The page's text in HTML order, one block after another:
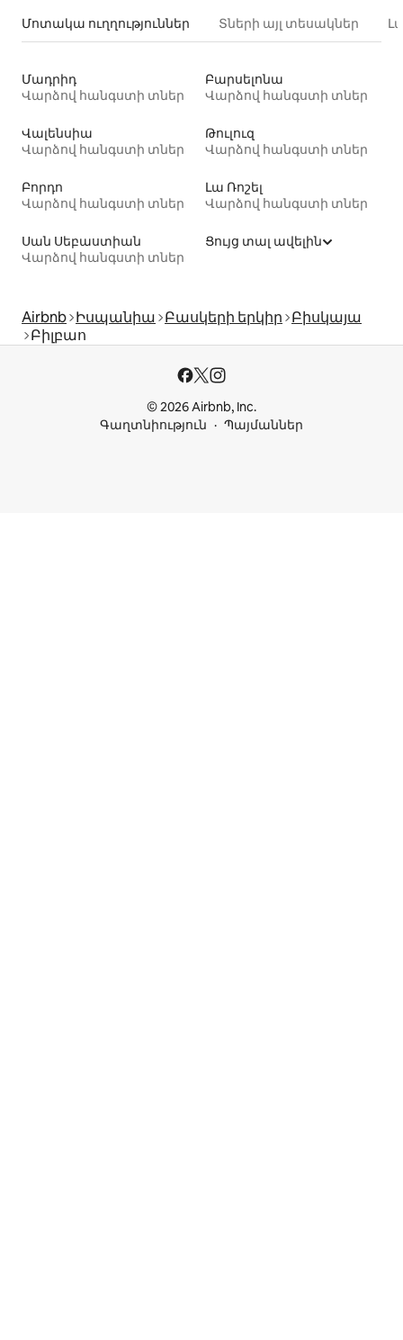
Մոտակա ուղղություններ Տների այլ տեսակներ
Մադրիդ
Վարձով հանգստի տներ
Բարսելոնա
Վարձով հանգստի տներ
Վալենսիա
Վարձով հանգստի տներ
Թուլուզ
Վարձով հանգստի տներ
Բորդո
Վարձով հանգստի տներ
Լա Ռոշել
Վարձով հանգստի տներ
Սան Սեբաստիան
Վարձով հանգստի տներ
Ցույց տալ ավելին
Airbnb Իսպանիա Բասկերի երկիր Բիսկայա
Բիլբաո
© 2026 Airbnb, Inc.
Գաղտնիություն
Պայմաններ